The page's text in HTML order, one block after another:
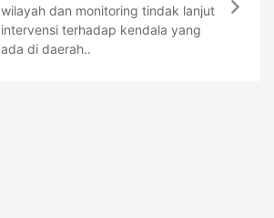
wilayah dan monitoring tindak lanjut
intervensi terhadap kendala yang
ada di daerah..